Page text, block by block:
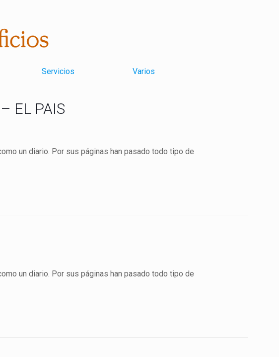
Servicios Varios
EL PAIS
un diario. Por sus páginas han pasado todo tipo de
un diario. Por sus páginas han pasado todo tipo de